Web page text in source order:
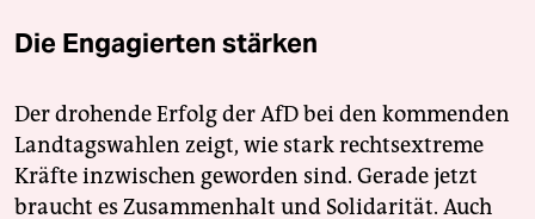
Die Engagierten stärken
Der drohende Erfolg der AfD bei den kommenden
Landtagswahlen zeigt, wie stark rechtsextreme
Kräfte inzwischen geworden sind. Gerade jetzt
braucht es Zusammenhalt und Solidarität. Auch